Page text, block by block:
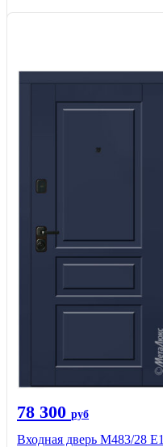
78 300 руб
Входная дверь М483/28 Е1